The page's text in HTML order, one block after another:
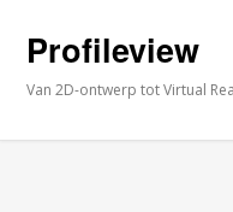
Profileview
Van 2D-ontwerp tot Virtual